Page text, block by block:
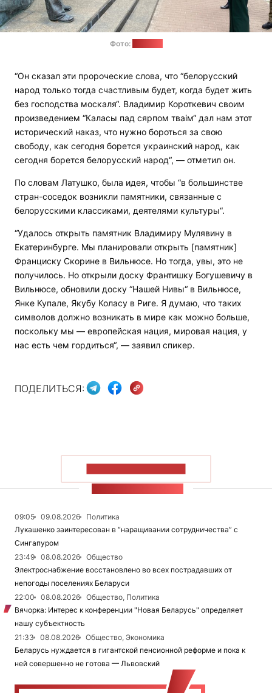
Фото:
“Он сказал эти пророческие слова, что “белорусский
народ только тогда счастливым будет, когда будет жить
без господства москаля“. Владимир Короткевич своим
произведением “Каласы пад сярпом тваім“ дал нам этот
исторический наказ, что нужно бороться за свою
свободу, как сегодня борется украинский народ, как
сегодня борется белорусский народ“, — отметил он.
По словам Латушко, была идея, чтобы “в большинстве
стран-соседок возникли памятники, связанные с
белорусскими классиками, деятелями культуры“.
“Удалось открыть памятник Владимиру Мулявину в
Екатеринбурге. Мы планировали открыть [памятник]
Франциску Скорине в Вильнюсе. Но тогда, увы, это не
получилось. Но открыли доску Франтишку Богушевичу в
Вильнюсе, обновили доску “Нашей Нивы“ в Вильнюсе,
Янке Купале, Якубу Коласу в Риге. Я думаю, что таких
символов должно возникать в мире как можно больше,
поскольку мы — европейская нация, мировая нация, у
нас есть чем гордиться“, — заявил спикер.
ПОДЕЛИТЬСЯ:
09:05 09.08.2026
Политика
Лукашенко заинтересован в “наращивании сотрудничества” с
Сингапуром
23:49
08.08.2026
Общество
Электроснабжение восстановлено во всех пострадавших от
непогоды поселениях Беларуси
22:00
08.08.2026
Общество, Политика
Вячорка: Интерес к конференции "Новая Беларусь" определяет
нашу субъектность
21:33
08.08.2026
Общество, Экономика
Беларусь нуждается в гигантской пенсионной реформе и пока к
ней совершенно не готова — Львовский